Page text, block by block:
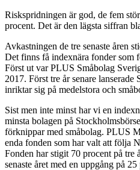
Riskspridningen är god, de fem
procent. Det är den lägsta siffran
Avkastningen de tre senaste åren
Det finns få indexnära fonder som
Först ut var PLUS Småbolag
2017. Först tre år senare lanserade
inriktar sig på medelstora och
Sist men inte minst har vi en
minsta bolagen på
förknippar med småbolag. PLUS
enda fonden som har valt att följa
Fonden har stigit 70 procent på tre
senaste året med en uppgång på 25